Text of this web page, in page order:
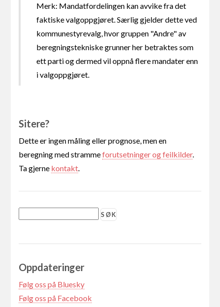
Merk: Mandatfordelingen kan avvike fra det
faktiske valgoppgjøret. Særlig gjelder dette ved
kommunestyrevalg, hvor gruppen "Andre" av
beregningstekniske grunner her betraktes som
ett parti og dermed vil oppnå flere mandater enn
i valgoppgjøret.
Sitere?
Dette er ingen måling eller prognose, men en
beregning med strammeforutsetninger og feilkilder.
Ta gjerne kontakt.
Oppdateringer
Følg oss på Bluesky
Følg oss på Facebook